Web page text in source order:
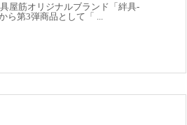
屋筋オリジナルブランド「絆具-
ら第3弾商品として「 ...